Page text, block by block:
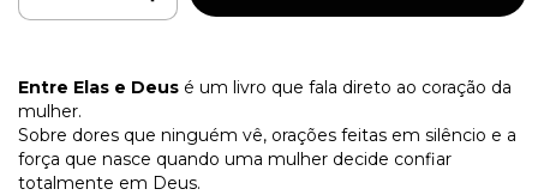
Entre Elas e Deus é um livro que fala direto ao coração da
mulher.
Sobre dores que ninguém vê, orações feitas em silêncio e a
força que nasce quando uma mulher decide confiar
totalmente em Deus.